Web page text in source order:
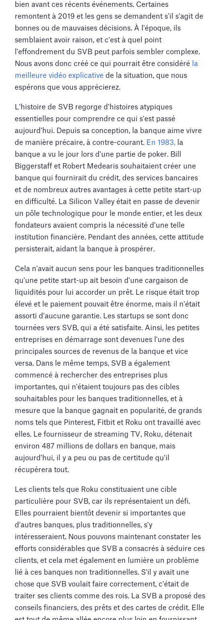
bien avant ces récents événements. Certaines
remontent à 2019 et les gens se demandent s'il s'agit de
bonnes ou de mauvaises décisions. À l'époque, ils
semblaient avoir raison, et c'est à quel point
l'effondrement du SVB peut parfois sembler complexe.
Nous avons donc créé ce qui pourrait être considéré la
meilleure vidéo explicative de la situation, que nous
espérons que vous apprécierez.
L'histoire de SVB regorge d'histoires atypiques
essentielles pour comprendre ce qui s'est passé
aujourd'hui. Depuis sa conception, la banque aime vivre
de manière précaire, à contre-courant. En 1983, la
banque a vu le jour lors d'une partie de poker. Bill
Biggerstaff et Robert Medearis souhaitaient créer une
banque qui fournirait du crédit, des services bancaires
et de nombreux autres avantages à cette petite start-up
en difficulté. La Silicon Valley était en passe de devenir
un pôle technologique pour le monde entier, et les deux
fondateurs avaient compris la nécessité d'une telle
institution financière. Pendant des années, cette attitude
persisterait, aidant la banque à prospérer.
Cela n'avait aucun sens pour les banques traditionnelles
qu'une petite start-up ait besoin d'une cargaison de
liquidités pour lui accorder un prêt. Le risque était trop
élevé et le paiement pouvait être énorme, mais il n'était
assorti d'aucune garantie. Les startups se sont donc
tournées vers SVB, qui a été satisfaite. Ainsi, les petites
entreprises en démarrage sont devenues l'une des
principales sources de revenus de la banque et vice
versa. Dans le même temps, SVB a également
commencé à rechercher des entreprises plus
importantes, qui n'étaient toujours pas des cibles
souhaitables pour les banques traditionnelles, et à
mesure que la banque gagnait en popularité, de grands
noms tels que Pinterest, Fitbit et Roku ont travaillé avec
elles. Le fournisseur de streaming TV, Roku, détenait
environ 487 millions de dollars en banque, mais
aujourd'hui, il y a peu ou pas de certitude qu'il
récupérera tout.
Les clients tels que Roku constituaient une cible
particulière pour SVB, car ils représentaient un défi.
Elles pourraient bientôt devenir si importantes que
d'autres banques, plus traditionnelles, s'y
intéresseraient. Nous pouvons maintenant constater les
efforts considérables que SVB a consacrés à séduire ces
clients, et cela met également en lumière un problème
lié à ces banques non traditionnelles. S'il y avait une
chose que SVB voulait faire correctement, c'était de
traiter ses clients comme des rois. La SVB a proposé des
conseils financiers, des prêts et des cartes de crédit. Elle